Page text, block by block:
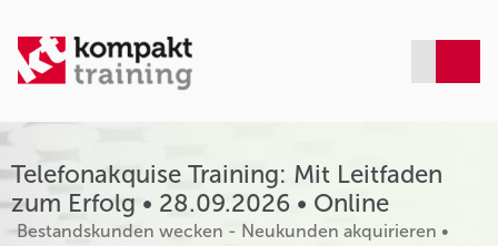
Telefonakquise Training: Mit Leitfaden
zum Erfolg • 28.09.2026 • Online
Bestandskunden wecken - Neukunden akquirieren •